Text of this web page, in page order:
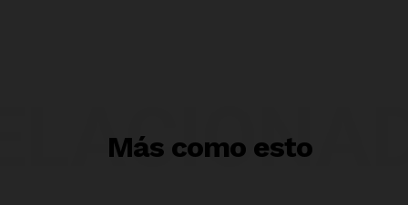
Más como esto